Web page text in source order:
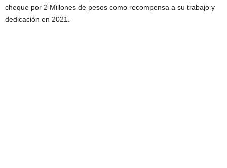
cheque por 2 Millones de pesos como recompensa a su trabajo y
dedicación en 2021.